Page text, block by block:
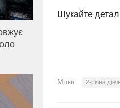
Шукайте
Мітки: 2-річна